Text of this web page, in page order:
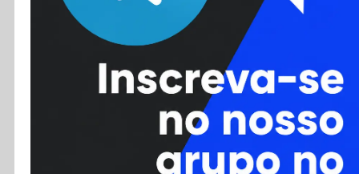
Colaboradores
Cursos
Enviar Dica